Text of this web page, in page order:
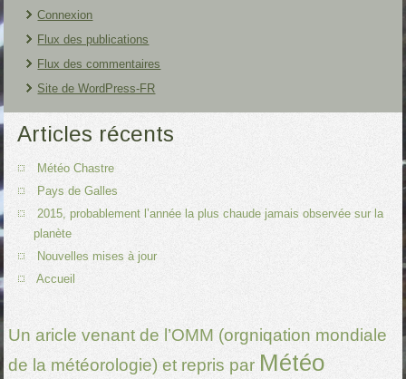
Connexion
Flux des publications
Flux des commentaires
Site de WordPress-FR
Articles récents
Météo Chastre
Pays de Galles
2015, probablement l’année la plus chaude jamais observée sur la
planète
Nouvelles mises à jour
Accueil
Un aricle venant de l’OMM (orgniqation mondiale
de la météorologie) et repris par Météo